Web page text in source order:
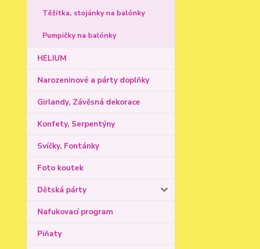
Těžítka, stojánky na balónky
Pumpičky na balónky
HELIUM
Narozeninové a párty doplňky
Girlandy, Závěsná dekorace
Konfety, Serpentýny
Svíčky, Fontánky
Foto koutek
Dětská párty
Nafukovací program
Piňaty